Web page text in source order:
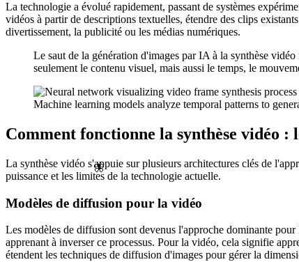
🦋
La technologie a évolué rapidement, passant de systèmes
vidéos à partir de descriptions textuelles, étendre des clips
divertissement, la publicité ou les médias numériques.
Le saut de la génération d'images par IA à la synthèse
seulement le contenu visuel, mais aussi le temps, le
Machine learning models analyze temporal patterns to
Comment fonctionne la synthèse vidéo :
La synthèse vidéo s'appuie sur plusieurs architectures clés de
puissance et les limites de la technologie actuelle.
Modèles de diffusion pour la vidéo
Les modèles de diffusion sont devenus l'approche dominante
apprenant à inverser ce processus. Pour la vidéo, cela signifie
étendent les techniques de diffusion d'images pour gérer la